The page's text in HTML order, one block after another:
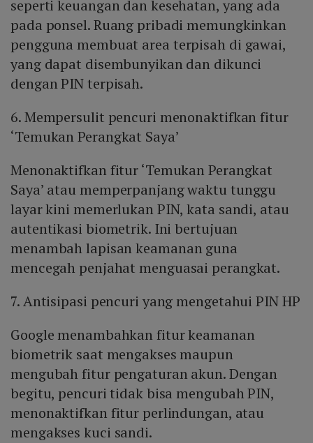
seperti keuangan dan kesehatan, yang ada
pada ponsel. Ruang pribadi memungkinkan
pengguna membuat area terpisah di gawai,
yang dapat disembunyikan dan dikunci
dengan PIN terpisah.
6. Mempersulit pencuri menonaktifkan fitur
‘Temukan Perangkat Saya’
Menonaktifkan fitur ‘Temukan Perangkat
Saya’ atau memperpanjang waktu tunggu
layar kini memerlukan PIN, kata sandi, atau
autentikasi biometrik. Ini bertujuan
menambah lapisan keamanan guna
mencegah penjahat menguasai perangkat.
7. Antisipasi pencuri yang mengetahui PIN HP
Google menambahkan fitur keamanan
biometrik saat mengakses maupun
mengubah fitur pengaturan akun. Dengan
begitu, pencuri tidak bisa mengubah PIN,
menonaktifkan fitur perlindungan, atau
mengakses kuci sandi.